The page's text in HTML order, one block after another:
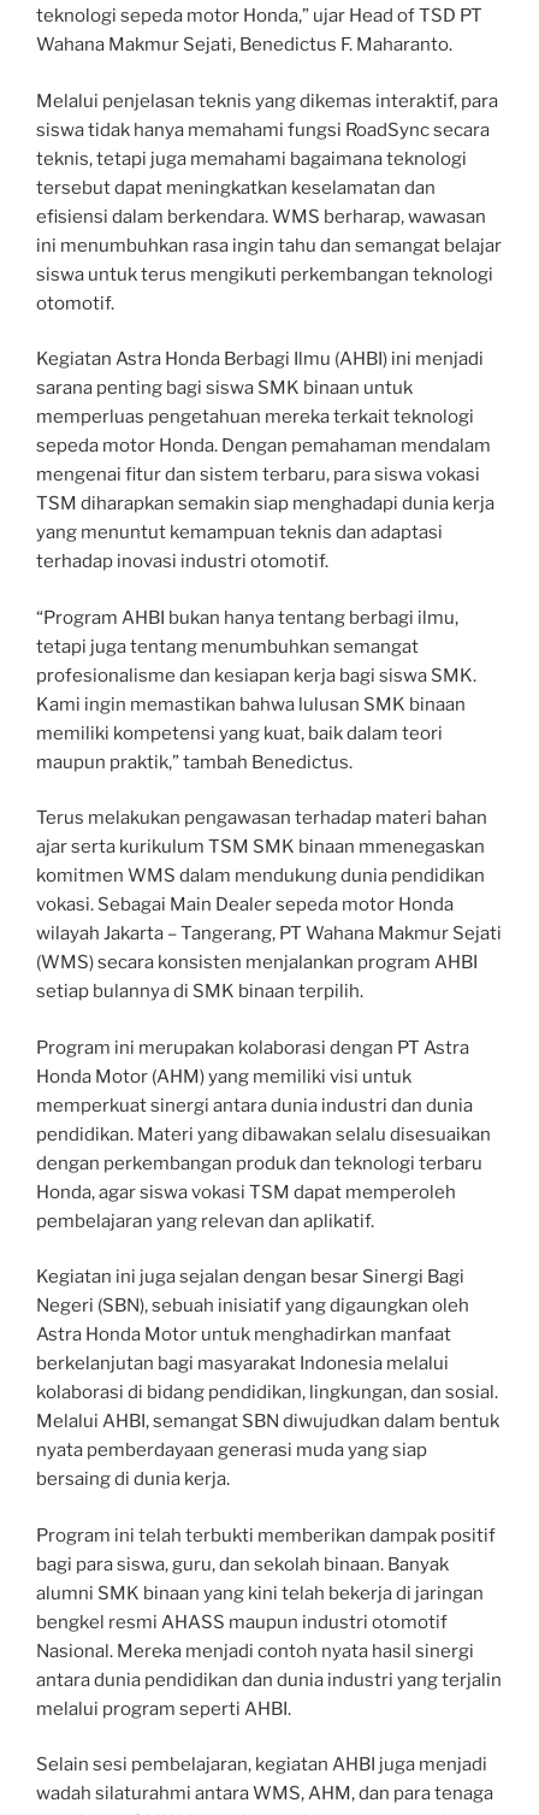
teknologi sepeda motor Honda,” ujar Head of TSD PT
Wahana Makmur Sejati, Benedictus F. Maharanto.
Melalui penjelasan teknis yang dikemas interaktif, para
siswa tidak hanya memahami fungsi RoadSync secara
teknis, tetapi juga memahami bagaimana teknologi
tersebut dapat meningkatkan keselamatan dan
efisiensi dalam berkendara. WMS berharap, wawasan
ini menumbuhkan rasa ingin tahu dan semangat belajar
siswa untuk terus mengikuti perkembangan teknologi
otomotif.
Kegiatan Astra Honda Berbagi Ilmu (AHBI) ini menjadi
sarana penting bagi siswa SMK binaan untuk
memperluas pengetahuan mereka terkait teknologi
sepeda motor Honda. Dengan pemahaman mendalam
mengenai fitur dan sistem terbaru, para siswa vokasi
TSM diharapkan semakin siap menghadapi dunia kerja
yang menuntut kemampuan teknis dan adaptasi
terhadap inovasi industri otomotif.
“Program AHBI bukan hanya tentang berbagi ilmu,
tetapi juga tentang menumbuhkan semangat
profesionalisme dan kesiapan kerja bagi siswa SMK.
Kami ingin memastikan bahwa lulusan SMK binaan
memiliki kompetensi yang kuat, baik dalam teori
maupun praktik,” tambah Benedictus.
Terus melakukan pengawasan terhadap materi bahan
ajar serta kurikulum TSM SMK binaan mmenegaskan
komitmen WMS dalam mendukung dunia pendidikan
vokasi. Sebagai Main Dealer sepeda motor Honda
wilayah Jakarta – Tangerang, PT Wahana Makmur Sejati
(WMS) secara konsisten menjalankan program AHBI
setiap bulannya di SMK binaan terpilih.
Program ini merupakan kolaborasi dengan PT Astra
Honda Motor (AHM) yang memiliki visi untuk
memperkuat sinergi antara dunia industri dan dunia
pendidikan. Materi yang dibawakan selalu disesuaikan
dengan perkembangan produk dan teknologi terbaru
Honda, agar siswa vokasi TSM dapat memperoleh
pembelajaran yang relevan dan aplikatif.
Kegiatan ini juga sejalan dengan besar Sinergi Bagi
Negeri (SBN), sebuah inisiatif yang digaungkan oleh
Astra Honda Motor untuk menghadirkan manfaat
berkelanjutan bagi masyarakat Indonesia melalui
kolaborasi di bidang pendidikan, lingkungan, dan sosial.
Melalui AHBI, semangat SBN diwujudkan dalam bentuk
nyata pemberdayaan generasi muda yang siap
bersaing di dunia kerja.
Program ini telah terbukti memberikan dampak positif
bagi para siswa, guru, dan sekolah binaan. Banyak
alumni SMK binaan yang kini telah bekerja di jaringan
bengkel resmi AHASS maupun industri otomotif
Nasional. Mereka menjadi contoh nyata hasil sinergi
antara dunia pendidikan dan dunia industri yang terjalin
melalui program seperti AHBI.
Selain sesi pembelajaran, kegiatan AHBI juga menjadi
wadah silaturahmi antara WMS, AHM, dan para tenaga